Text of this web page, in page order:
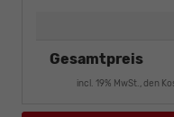
Gesamtpreis
incl. 19% MwSt., den